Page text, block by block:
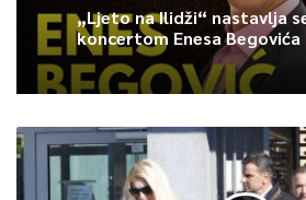
„Ljeto na Ilidži“ nastavlja
koncertom Enesa Begovića